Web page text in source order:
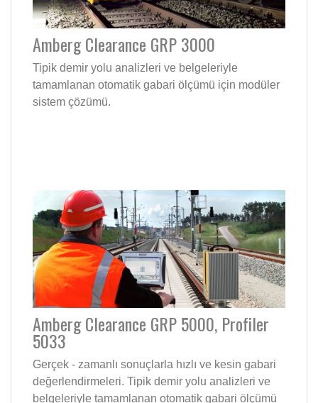
Amberg Clearance GRP 3000
Tipik demir yolu analizleri ve belgeleriyle
tamamlanan otomatik gabari ölçümü için modüler
sistem çözümü.
Amberg Clearance GRP 5000, Profiler
5033
Gerçek - zamanlı sonuçlarla hızlı ve kesin gabari
değerlendirmeleri. Tipik demir yolu analizleri ve
belgeleriyle tamamlanan otomatik gabari ölçümü